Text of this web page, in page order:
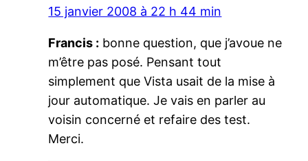
15 janvier 2008 à 22 h 44 min
Francis : bonne question, que j’avoue ne
m’être pas posé. Pensant tout
simplement que Vista usait de la mise à
jour automatique. Je vais en parler au
voisin concerné et refaire des test.
Merci.